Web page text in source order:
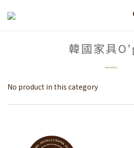
韓國家具
No product in this category